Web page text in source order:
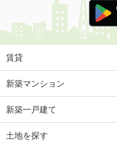
賃貸
新築マンション
新築一戸建て
土地を探す